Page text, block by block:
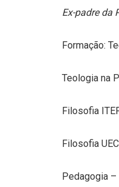
Ex-padre da
Formação:
Teologia na
Filosofia
Filosofia
Pedagogia –